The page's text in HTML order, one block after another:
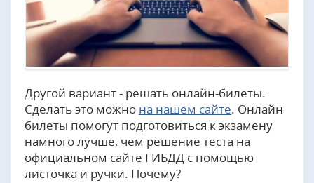
Другой вариант - решать онлайн-билеты.
Сделать это можно на нашем сайте. Онлайн
билеты помогут подготовиться к экзамену
намного лучше, чем решение теста на
официальном сайте ГИБДД с помощью
листочка и ручки. Почему?